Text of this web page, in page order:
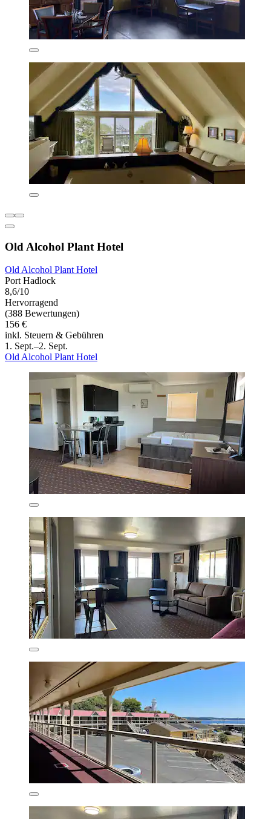
Old Alcohol Plant Hotel
Old Alcohol Plant Hotel
Port Hadlock
8,6/10
Hervorragend
(388 Bewertungen)
156 €
inkl. Steuern & Gebühren
1. Sept.–2. Sept.
Old Alcohol Plant Hotel